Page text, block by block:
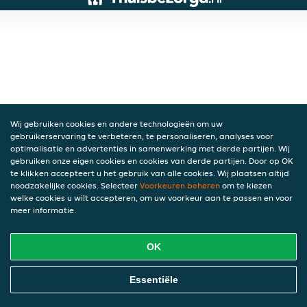
Wij gebruiken cookies en andere technologieën om uw
gebruikerservaring te verbeteren, te personaliseren, analyses voor
optimalisatie en advertenties in samenwerking met derde partijen. Wij
gebruiken onze eigen cookies en cookies van derde partijen. Door op OK
te klikken accepteert u het gebruik van alle cookies. Wij plaatsen altijd
noodzakelijke cookies. Selecteer Voorkeuren beheren om te kiezen
welke cookies u wilt accepteren, om uw voorkeur aan te passen en voor
meer informatie.
OK
Essentiële